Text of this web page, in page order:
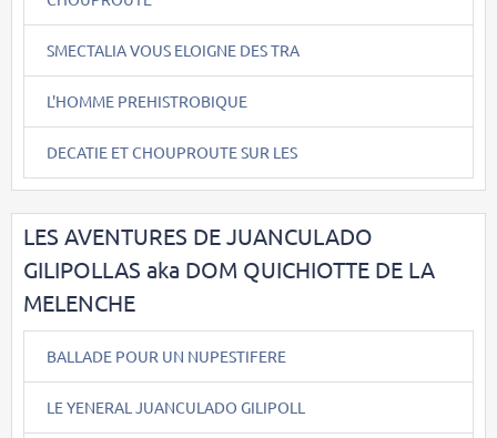
SMECTALIA VOUS ELOIGNE DES TRA
L'HOMME PREHISTROBIQUE
DECATIE ET CHOUPROUTE SUR LES
LES AVENTURES DE JUANCULADO
GILIPOLLAS aka DOM QUICHIOTTE DE LA
MELENCHE
BALLADE POUR UN NUPESTIFERE
LE YENERAL JUANCULADO GILIPOLL